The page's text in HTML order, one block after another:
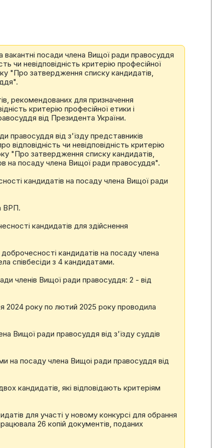
вакантні посади члена Вищої ради правосуддя
чи невідповідність критерію професійної
"Про затвердження списку кандидатів,
рекомендованих для призначення
критерію професійної етики і
від Президента України.
правосуддя від з'їзду представників
чи невідповідність критерію
"Про затвердження списку кандидатів,
на посаду члена Вищої ради правосуддя".
кандидатів на посаду члена Вищої ради
ВРП.
кандидатів для здійснення
кандидатів на посаду члена
співбесіди з 4 кандидатами.
членів Вищої ради правосуддя: 2 - від
2024 року по лютий 2025 року проводила
Вищої ради правосуддя вiд з'їзду суддiв
на посаду члена Вищоi ради правосуддя вiд
кандидатiв, якi вiдповiдають критерiям
для участi у новому конкурсі для обрання
26 копiй документiв, поданих